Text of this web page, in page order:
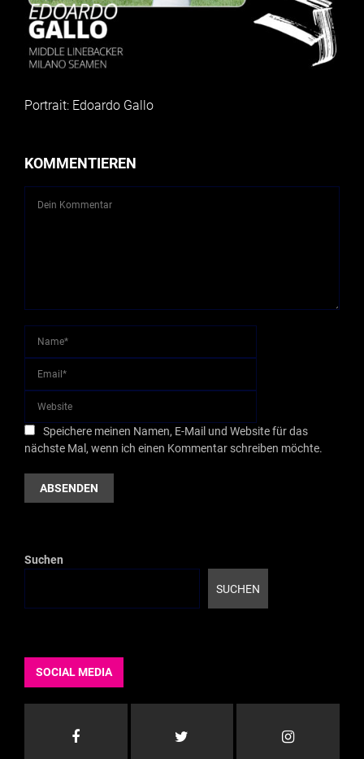
Portrait: Edoardo Gallo
KOMMENTIEREN
Speichere meinen Namen, E-Mail und Website für das
nächste Mal, wenn ich einen Kommentar schreiben möchte.
Suchen
SUCHEN
SOCIAL MEDIA